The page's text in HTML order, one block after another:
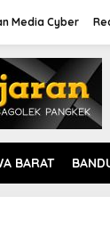
Media Cyber
BARAT